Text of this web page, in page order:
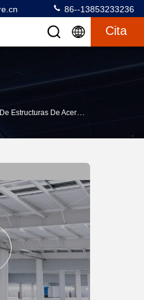
86--13853233236
Cita
Estructuras De Acero